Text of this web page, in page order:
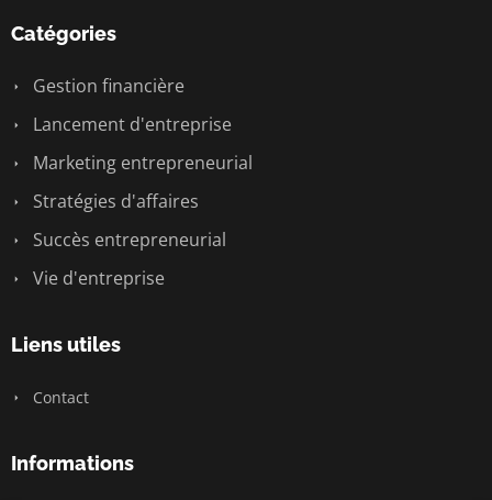
Catégories
Gestion financière
Lancement d'entreprise
Marketing entrepreneurial
Stratégies d'affaires
Succès entrepreneurial
Vie d'entreprise
Liens utiles
Contact
Informations